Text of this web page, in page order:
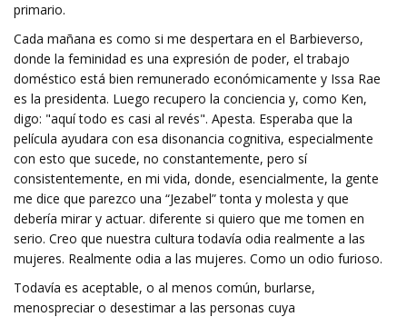
primario.
Cada mañana es como si me despertara en el Barbieverso,
donde la feminidad es una expresión de poder, el trabajo
doméstico está bien remunerado económicamente y Issa Rae
es la presidenta. Luego recupero la conciencia y, como Ken,
digo: "aquí todo es casi al revés". Apesta. Esperaba que la
película ayudara con esa disonancia cognitiva, especialmente
con esto que sucede, no constantemente, pero sí
consistentemente, en mi vida, donde, esencialmente, la gente
me dice que parezco una “Jezabel” tonta y molesta y que
debería mirar y actuar. diferente si quiero que me tomen en
serio. Creo que nuestra cultura todavía odia realmente a las
mujeres. Realmente odia a las mujeres. Como un odio furioso.
Todavía es aceptable, o al menos común, burlarse,
menospreciar o desestimar a las personas cuya